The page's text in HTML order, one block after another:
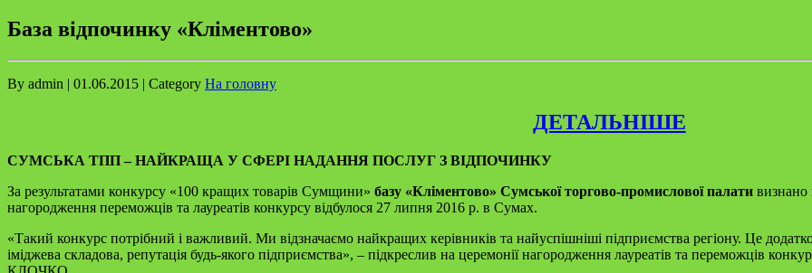
База відпочинку «Кліментово»
By admin | 01.06.2015 | Category На головну
ДЕТАЛЬНІШЕ
СУМСЬКА ТПП – НАЙКРАЩА У СФЕРІ НАДАННЯ ПОСЛУГ З ВІДПОЧИНКУ
За результатами конкурсу «100 кращих товарів Сумщини» базу «Кліментово» Сумської торгово-промислової палати визнано
нагородження переможців та лауреатів конкурсу відбулося 27 липня 2016 р. в Сумах.
«Такий конкурс потрібний і важливий. Ми відзначаємо найкращих керівників та найуспішніші підприємства регіону. Це
іміджева складова, репутація будь-якого підприємства», – підкреслив на церемонії нагородження лауреатів та переможців